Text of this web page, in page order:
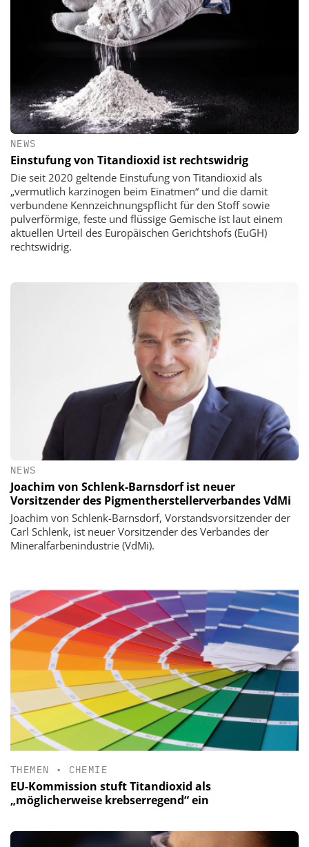
NEWS
Einstufung von Titandioxid ist rechtswidrig
Die seit 2020 geltende Einstufung von Titandioxid als
„vermutlich karzinogen beim Einatmen“ und die damit
verbundene Kennzeichnungspflicht für den Stoff sowie
pulverförmige, feste und flüssige Gemische ist laut einem
aktuellen Urteil des Europäischen Gerichtshofs (EuGH)
rechtswidrig.
NEWS
Joachim von Schlenk-Barnsdorf ist neuer
Vorsitzender des Pigmentherstellerverbandes VdMi
Joachim von Schlenk-Barnsdorf, Vorstandsvorsitzender der
Carl Schlenk, ist neuer Vorsitzender des Verbandes der
Mineralfarbenindustrie (VdMi).
THEMEN • CHEMIE
EU-Kommission stuft Titandioxid als
„möglicherweise krebserregend“ ein